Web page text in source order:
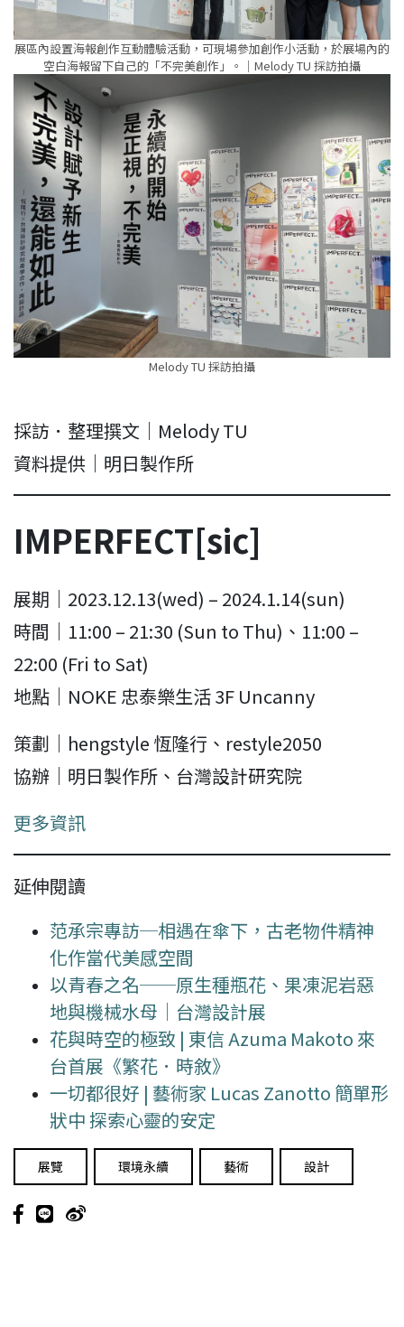
展區內設置海報創作互動體驗活動，可現場參加創作小活動，於展場內的
空白海報留下自己的「不完美創作」。｜Melody TU 採訪拍攝
Melody TU 採訪拍攝
採訪．整理撰文｜Melody TU
資料提供｜明日製作所
IMPERFECT[sic]
展期｜2023.12.13(wed) – 2024.1.14(sun)
時間｜11:00 – 21:30 (Sun to Thu)、11:00 –
22:00 (Fri to Sat)
地點｜NOKE 忠泰樂生活 3F Uncanny
策劃｜hengstyle 恆隆行、restyle2050
協辦｜明日製作所、台灣設計研究院
更多資訊
延伸閱讀
范承宗專訪─相遇在傘下，古老物件精神
化作當代美感空間
以青春之名──原生種瓶花、果凍泥岩惡
地與機械水母｜台灣設計展
花與時空的極致 | 東信 Azuma Makoto 來
台首展《繁花．時敘》
一切都很好 | 藝術家 Lucas Zanotto 簡單形
狀中 探索心靈的安定
展覽 環境永續 藝術 設計